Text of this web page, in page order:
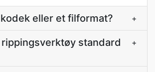
kodek eller et filformat? +
standard
+